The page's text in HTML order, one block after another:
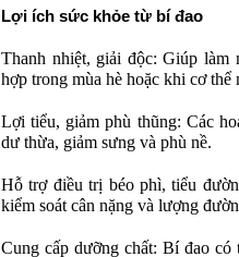
Lợi ích sức khỏe từ bí đao
Thanh nhiệt, giải độc: Giúp làm
hợp trong mùa hè hoặc khi cơ thể
Lợi tiểu, giảm phù thũng: Các
dư thừa, giảm sưng và phù nề.
Hỗ trợ điều trị béo phì, tiểu
kiểm soát cân nặng và lượng
Cung cấp dưỡng chất: Bí đao có